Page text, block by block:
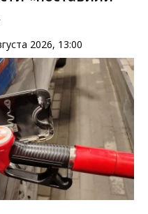
2026, 13:00